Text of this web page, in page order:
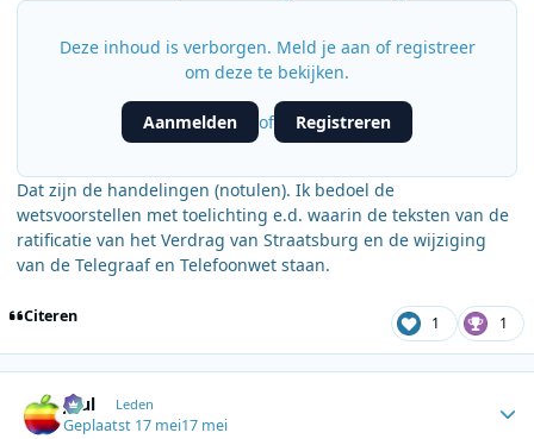
Deze inhoud is verborgen. Meld je aan of registreer
om deze te bekijken.
Aanmelden of Registreren
Dat zijn de handelingen (notulen). Ik bedoel de
wetsvoorstellen met toelichting e.d. waarin de teksten van de
ratificatie van het Verdrag van Straatsburg en de wijziging
van de Telegraaf en Telefoonwet staan.
Citeren 1 1
Juul Leden
Geplaatst 17 mei17 mei